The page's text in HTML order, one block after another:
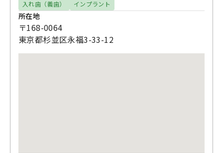
入れ歯（義歯）
インプラント
所在地
〒168-0064
東京都杉並区永福3-33-12